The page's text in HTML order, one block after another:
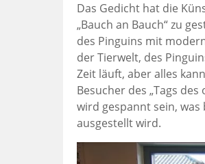
Das Gedicht hat die
„Bauch an Bauch“ zu
des Pinguins mit
der Tierwelt, des
Zeit läuft, aber alles
Besucher des „Tags
wird gespannt sein,
ausgestellt wird.